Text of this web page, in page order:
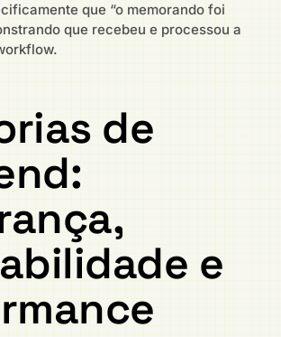
que “o memorando foi
que recebeu e processou a
de
e